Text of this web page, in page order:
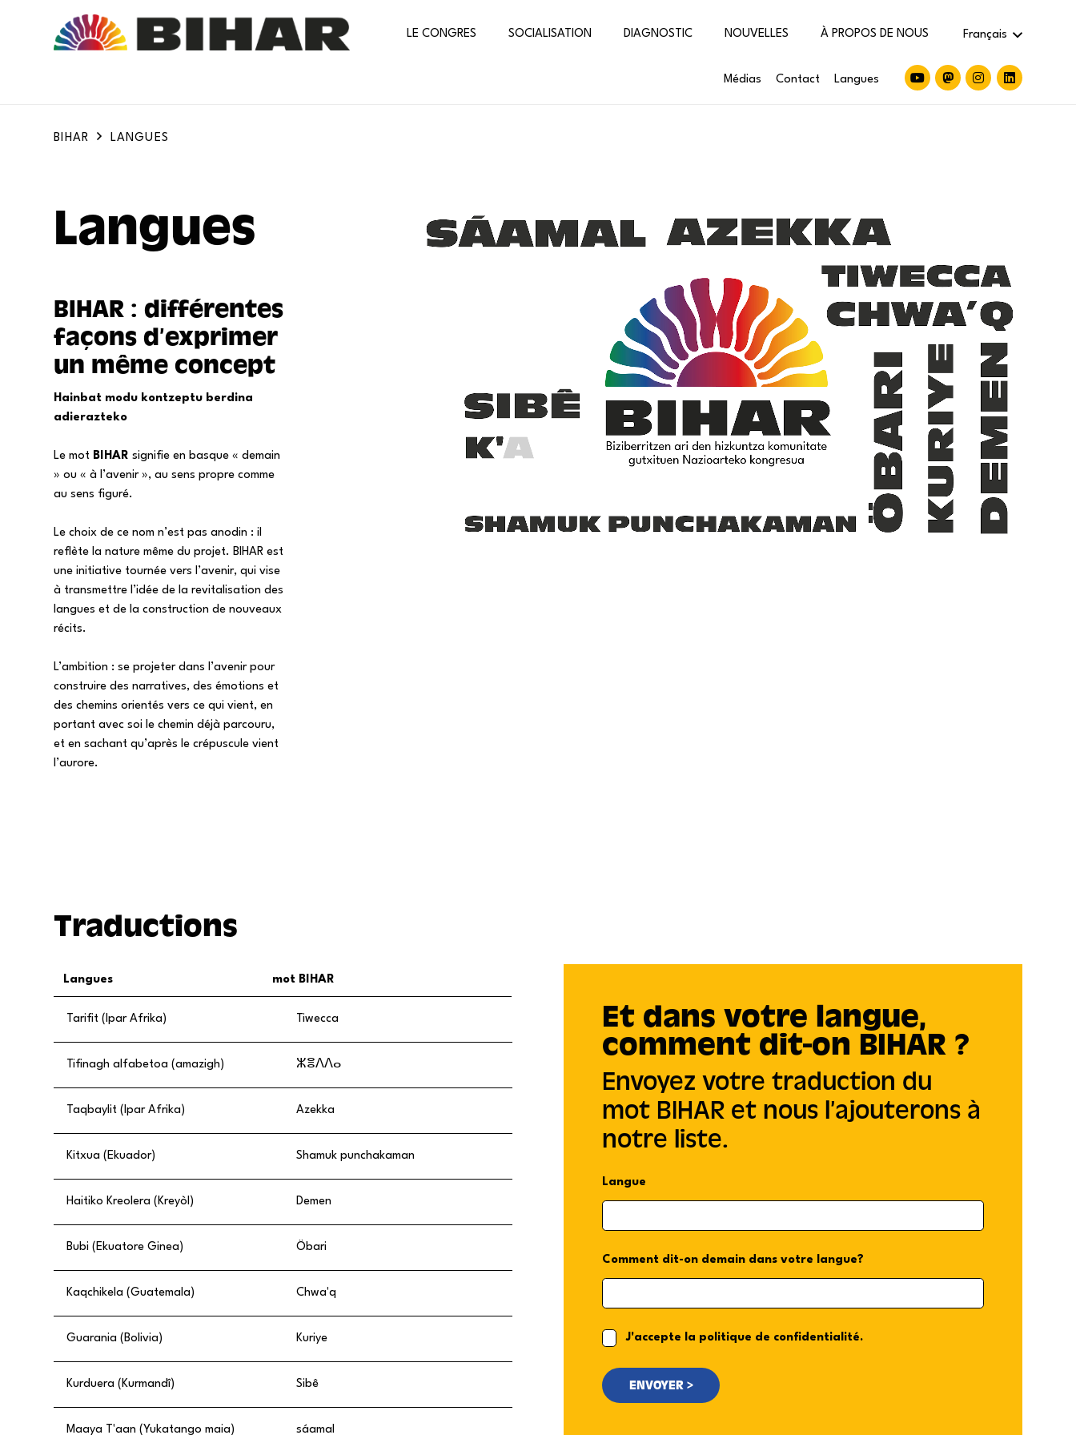
LE CONGRES SOCIALISATION DIAGNOSTIC NOUVELLES À PROPOS DE NOUS Français
Médias Contact Langues
BIHAR LANGUES
Langues
BIHAR : différentes
façons d’exprimer
un même concept
H ainbat modu kontzeptu berdina
adierazteko
Le mot BIHAR signifie en basque « demain
» ou « à l’avenir », au sens propre comme
au sens figuré.
Le choix de ce nom n’est pas anodin : il
reflète la nature même du projet. BIHAR est
une initiative tournée vers l’avenir, qui vise
à transmettre l’idée de la revitalisation des
langues et de la construction de nouveaux
récits.
L’ambition : se projeter dans l’avenir pour
construire des narratives, des émotions et
des chemins orientés vers ce qui vient, en
portant avec soi le chemin déjà parcouru,
et en sachant qu’après le crépuscule vient
l’aurore.
Traductions
Langues mot BIHAR
Tarifit (Ipar Afrika) Tiwecca
Tifinagh alfabetoa (amazigh) ⵣⴻⴷⴷⴰ
Taqbaylit (Ipar Afrika) Azekka
Kitxua (Ekuador) Shamuk punchakaman
Haitiko Kreolera (Kreyòl) Demen
Bubi (Ekuatore Ginea) Öbari
Kaqchikela (Guatemala) Chwa'q
Guarania (Bolivia) Kuriye
Kurduera (Kurmandî) Sibê
Maaya T'aan (Yukatango maia) sáamal
Et dans votre langue,
comment dit-on BIHAR ?
Envoyez votre traduction du
mot BIHAR et nous l’ajouterons à
notre liste.
Langue
Comment dit-on demain dans votre langue?
J'accepte la politique de confidentialité.